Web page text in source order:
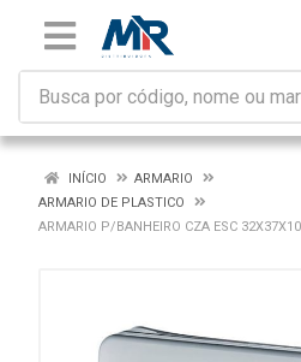
INÍCIO
ARMARIO
ARMARIO DE PLASTICO
ARMARIO P/BANHEIRO CZA ESC